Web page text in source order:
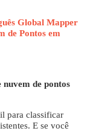
Global Mapper
de Pontos em
de pontos
para classificar
E se você